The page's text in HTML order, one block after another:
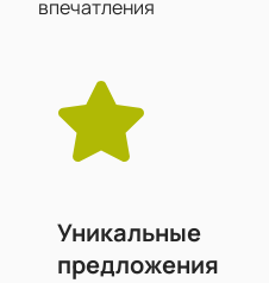
числе первых!
звук и эффектное
сопровождение и
Найка Борзова.
Большие экраны за
подробностях.
впечатления
Уникальные
предложения